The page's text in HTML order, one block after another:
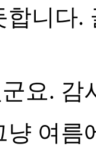
합니다.
요. 감
냥 여름